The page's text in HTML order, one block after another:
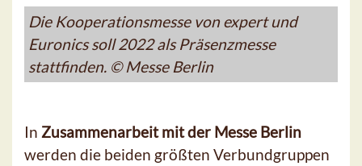
Die Kooperationsmesse von expert und
Euronics soll 2022 als Präsenzmesse
stattfinden. © Messe Berlin
In Zusammenarbeit mit der Messe Berlin
werden die beiden größten Verbundgruppen